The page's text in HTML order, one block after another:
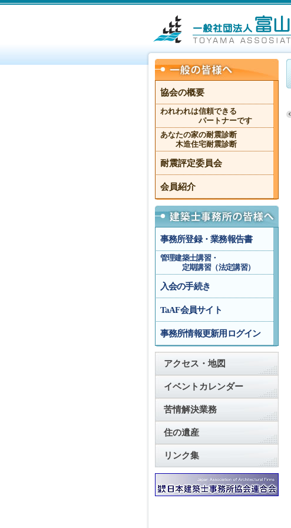
協会の概要
われわれは信頼できる
パートナーです
あなたの家の耐震診断
木造住宅耐震診断
耐震評定委員会
会員紹介
事務所登録・業務報告書
管理建築士講習・
定期講習（法定講習）
入会の手続き
TaAF会員サイト
事務所情報更新用ログイン
アクセス・地図
イベントカレンダー
苦情解決業務
住の遺産
リンク集